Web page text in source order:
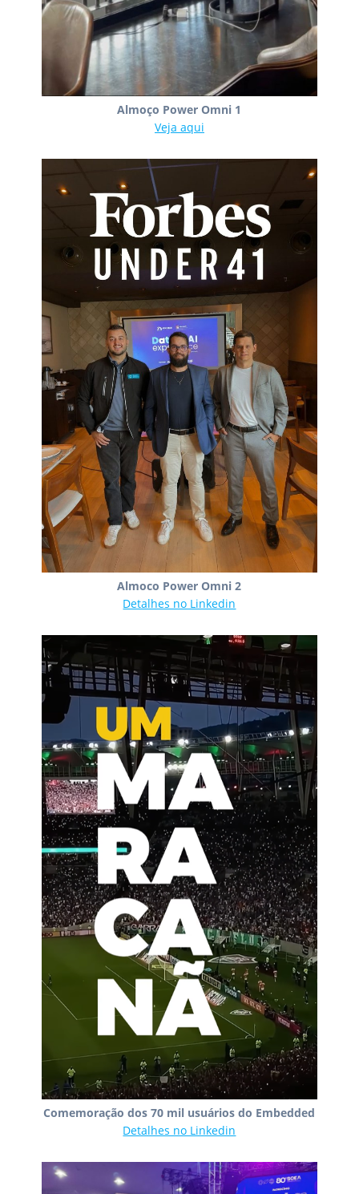
Almoço Power Omni 1
Veja aqui
Almoco Power Omni 2
Detalhes no Linkedin
Comemoração dos 70 mil usuários do Embedded
Detalhes no Linkedin